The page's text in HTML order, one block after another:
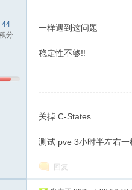
44
分
一样遇到这问题
稳定性不够!!
关掉 C-States
测试 pve 3小时半左右一
回复